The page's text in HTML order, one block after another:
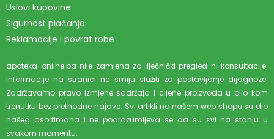
Uslovi kupovine
Sigurnost plaćanja
Reklamacije i povrat robe
apoteka-online.ba nije zamjena za liječnički pregled ni konsultacije.
Informacije na stranici ne smiju služiti za postavljanje dijagnoze.
Zadržavamo pravo izmjene sadržaja i cijene proizvoda u bilo kom
trenutku bez prethodne najave. Svi artikli na našem web shopu su dio
našeg asortimana i ne podrazumijeva se da su svi na stanju u
svakom momentu.